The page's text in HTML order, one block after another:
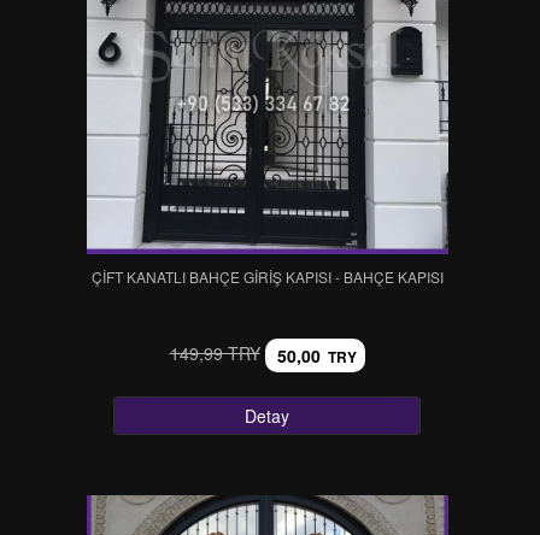
ÇİFT KANATLI BAHÇE GİRİŞ KAPISI - BAHÇE KAPISI
149,99 TRY 50,00 TRY
Detay